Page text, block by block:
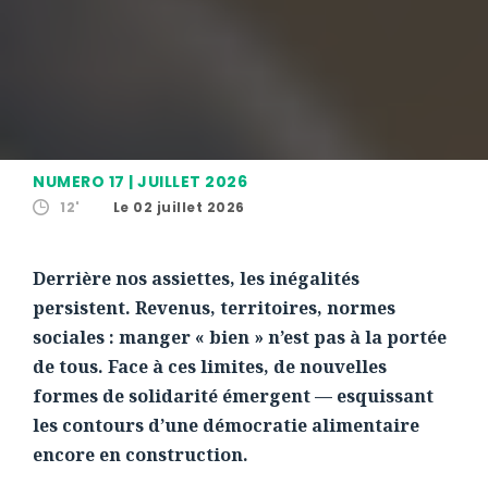
Derrière nos assiettes, les inégalités
persistent. Revenus, territoires, normes
sociales : manger « bien » n’est pas à la portée
de tous. Face à ces limites, de nouvelles
formes de solidarité émergent — esquissant
les contours d’une démocratie alimentaire
encore en construction.
NUMERO 17 | JUILLET 2026
12' Le 02 juillet 2026